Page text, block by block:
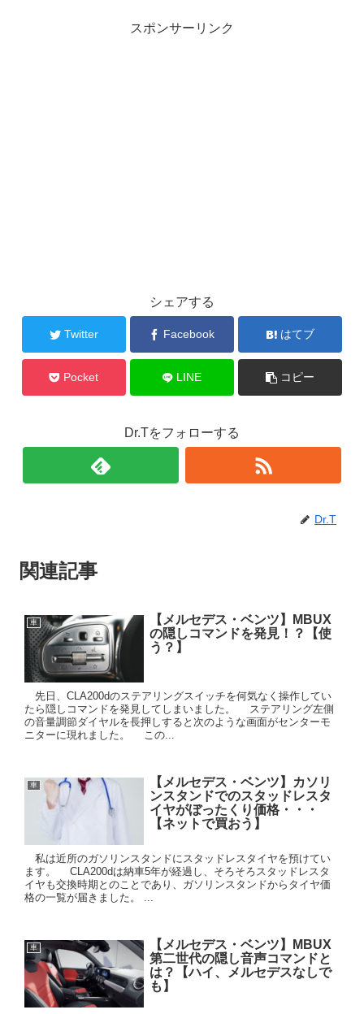
スポンサーリンク
シェアする
Twitter Facebook はてブ
Pocket LINE コピー
Dr.Tをフォローする
Dr.T
関連記事
車
【メルセデス・ベンツ】MBUX
の隠しコマンドを発見！？【使
う？】
先日、CLA200dのステアリングスイッチを何気なく操作してい
たら隠しコマンドを発見してしまいました。 ステアリング左側
の音量調節ダイヤルを長押しすると次のような画面がセンターモ
ニターに現れました。 この...
車
【メルセデス・ベンツ】カソリ
ンスタンドでのスタッドレスタ
イヤがぼったくり価格・・・
【ネットで買おう】
私は近所のガソリンスタンドにスタッドレスタイヤを預けてい
ます。 CLA200dは納車5年が経過し、そろそろスタッドレスタ
イヤも交換時期とのことであり、ガソリンスタンドからタイヤ価
格の一覧が届きました。 ...
車
【メルセデス・ベンツ】MBUX
第二世代の隠し音声コマンドと
は？【ハイ、メルセデスなしで
も】